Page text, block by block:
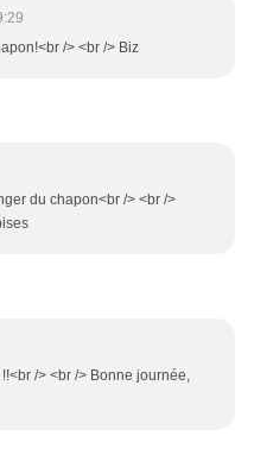
/> <br /> Biz
du chapon<br /> <br />
/> <br /> Bonne journée,